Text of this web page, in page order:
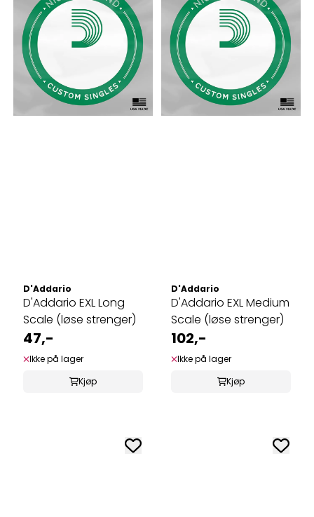
D'Addario
D'Addario EXL Long
Scale (løse strenger)
47,-
Ikke på lager
Kjøp
D'Addario
D'Addario EXL Medium
Scale (løse strenger)
102,-
Ikke på lager
Kjøp